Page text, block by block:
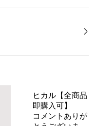
ヒカル【全商品
即購入可】
コメントありが